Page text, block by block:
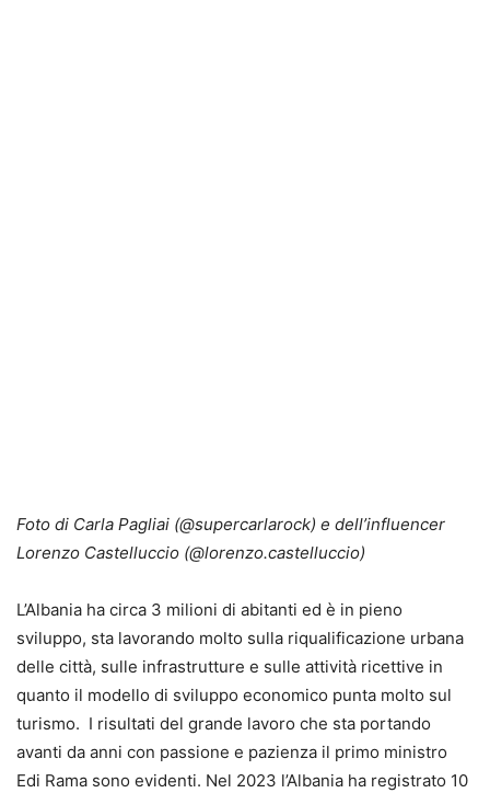
Foto di Carla Pagliai (@supercarlarock) e dell’influencer
Lorenzo Castelluccio (@lorenzo.castelluccio)
L’Albania ha circa 3 milioni di abitanti ed è in pieno
sviluppo, sta lavorando molto sulla riqualificazione urbana
delle città, sulle infrastrutture e sulle attività ricettive in
quanto il modello di sviluppo economico punta molto sul
turismo. I risultati del grande lavoro che sta portando
avanti da anni con passione e pazienza il primo ministro
Edi Rama sono evidenti. Nel 2023 l’Albania ha registrato 10